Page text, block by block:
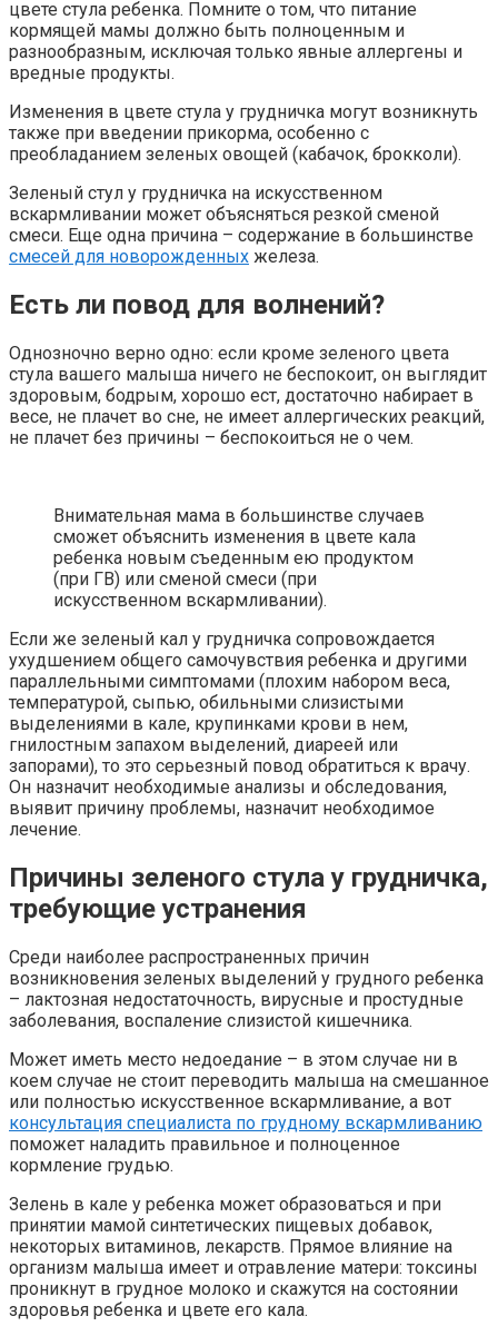
цвете стула ребенка. Помните о том, что питание
кормящей мамы должно быть полноценным и
разнообразным, исключая только явные аллергены и
вредные продукты.
Изменения в цвете стула у грудничка могут возникнуть
также при введении прикорма, особенно с
преобладанием зеленых овощей (кабачок, брокколи).
Зеленый стул у грудничка на искусственном
вскармливании может объясняться резкой сменой
смеси. Еще одна причина – содержание в большинстве
смесей для новорожденных железа.
Есть ли повод для волнений?
Однозночно верно одно: если кроме зеленого цвета
стула вашего малыша ничего не беспокоит, он выглядит
здоровым, бодрым, хорошо ест, достаточно набирает в
весе, не плачет во сне, не имеет аллергических реакций,
не плачет без причины – беспокоиться не о чем.
Внимательная мама в большинстве случаев
сможет объяснить изменения в цвете кала
ребенка новым съеденным ею продуктом
(при ГВ) или сменой смеси (при
искусственном вскармливании).
Если же зеленый кал у грудничка сопровождается
ухудшением общего самочувствия ребенка и другими
параллельными симптомами (плохим набором веса,
температурой, сыпью, обильными слизистыми
выделениями в кале, крупинками крови в нем,
гнилостным запахом выделений, диареей или
запорами), то это серьезный повод обратиться к врачу.
Он назначит необходимые анализы и обследования,
выявит причину проблемы, назначит необходимое
лечение.
Причины зеленого стула у грудничка,
требующие устранения
Среди наиболее распространенных причин
возникновения зеленых выделений у грудного ребенка
– лактозная недостаточность, вирусные и простудные
заболевания, воспаление слизистой кишечника.
Может иметь место недоедание – в этом случае ни в
коем случае не стоит переводить малыша на смешанное
или полностью искусственное вскармливание, а вот
консультация специалиста по грудному вскармливанию
поможет наладить правильное и полноценное
кормление грудью.
Зелень в кале у ребенка может образоваться и при
принятии мамой синтетических пищевых добавок,
некоторых витаминов, лекарств. Прямое влияние на
организм малыша имеет и отравление матери: токсины
проникнут в грудное молоко и скажутся на состоянии
здоровья ребенка и цвете его кала.